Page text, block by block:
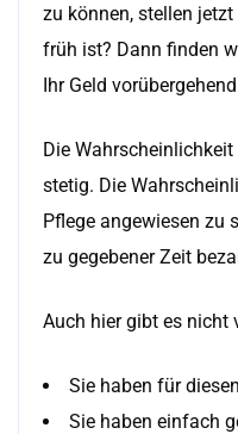
zu können, stellen
früh ist? Dann finden
Ihr Geld
Die
stetig. Die
Pflege angewiesen zu
zu gegebener Zeit
Auch hier gibt es nicht
Sie haben für
Sie haben einfach